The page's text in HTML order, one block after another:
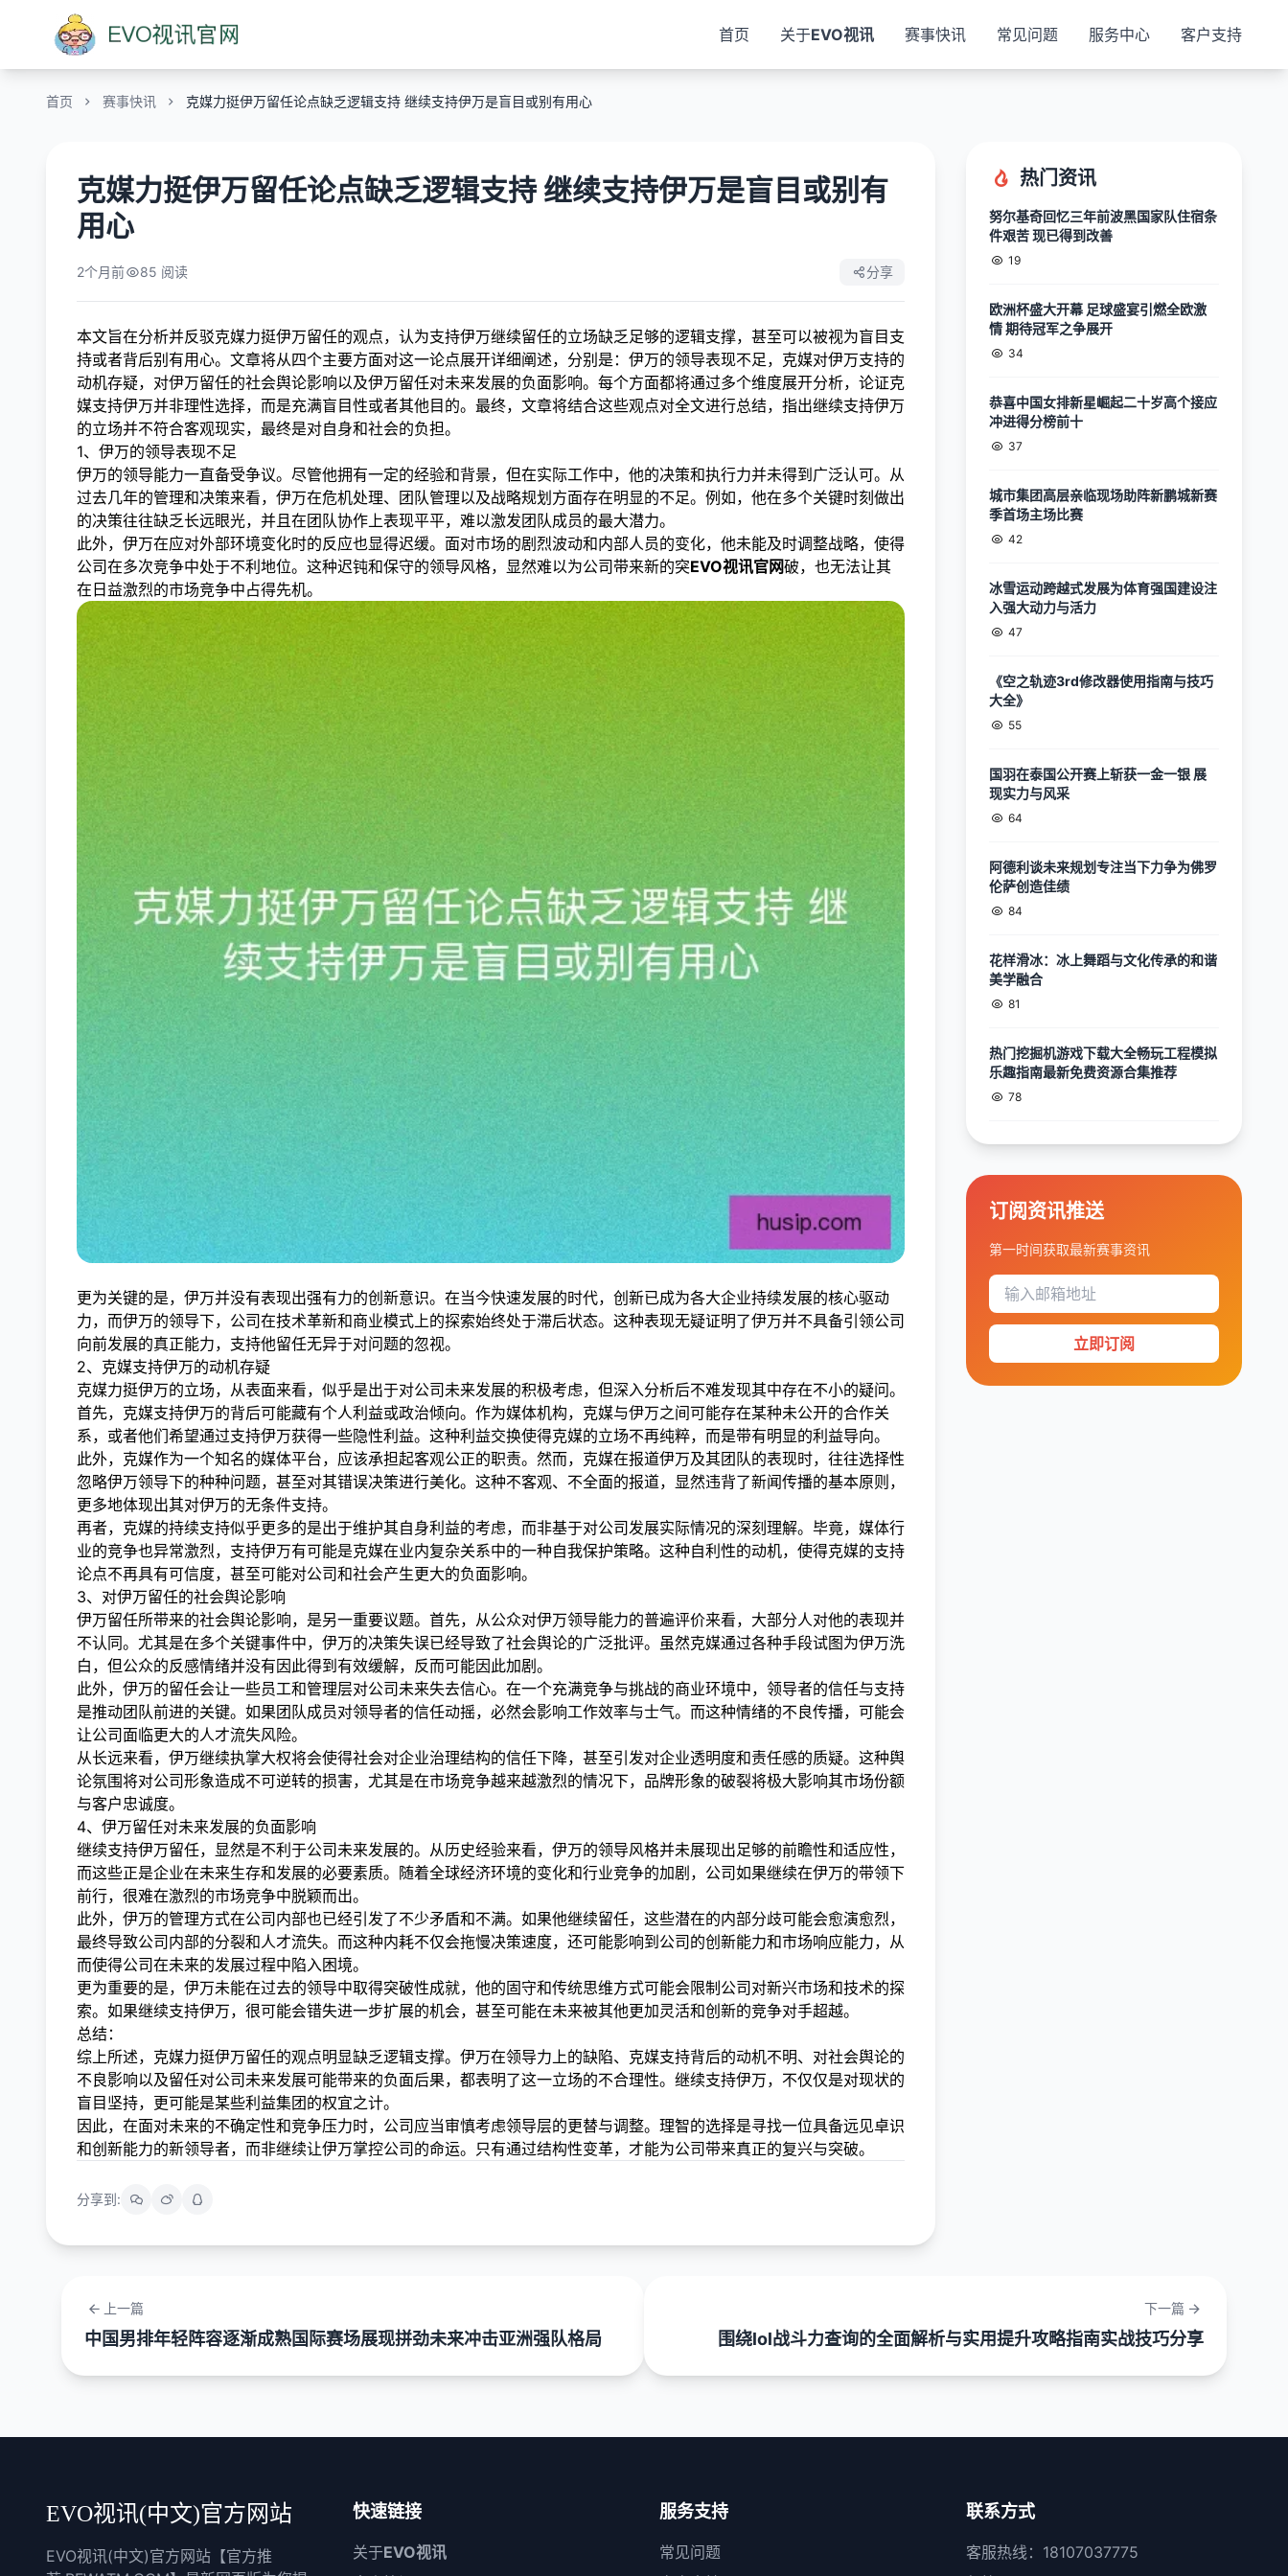
首页 关于EVO视讯 赛事快讯 常见问题 服务中心 客户支持
首页 赛事快讯 克媒力挺伊万留任论点缺乏逻辑支持 继续支持伊万是盲目或别有用心
克媒力挺伊万留任论点缺乏逻辑支持 继续支持伊万是盲目或别有
用心
2个月前 85 阅读 分享
本文旨在分析并反驳克媒力挺伊万留任的观点，认为支持伊万继续留任的立场缺乏足够的逻辑支撑，甚至可以被视为盲目支
持或者背后别有用心。文章将从四个主要方面对这一论点展开详细阐述，分别是：伊万的领导表现不足，克媒对伊万支持的
动机存疑，对伊万留任的社会舆论影响以及伊万留任对未来发展的负面影响。每个方面都将通过多个维度展开分析，论证克
媒支持伊万并非理性选择，而是充满盲目性或者其他目的。最终，文章将结合这些观点对全文进行总结，指出继续支持伊万
的立场并不符合客观现实，最终是对自身和社会的负担。
1、伊万的领导表现不足
伊万的领导能力一直备受争议。尽管他拥有一定的经验和背景，但在实际工作中，他的决策和执行力并未得到广泛认可。从
过去几年的管理和决策来看，伊万在危机处理、团队管理以及战略规划方面存在明显的不足。例如，他在多个关键时刻做出
的决策往往缺乏长远眼光，并且在团队协作上表现平平，难以激发团队成员的最大潜力。
此外，伊万在应对外部环境变化时的反应也显得迟缓。面对市场的剧烈波动和内部人员的变化，他未能及时调整战略，使得
公司在多次竞争中处于不利地位。这种迟钝和保守的领导风格，显然难以为公司带来新的突EVO视讯官网破，也无法让其
在日益激烈的市场竞争中占得先机。
更为关键的是，伊万并没有表现出强有力的创新意识。在当今快速发展的时代，创新已成为各大企业持续发展的核心驱动
力，而伊万的领导下，公司在技术革新和商业模式上的探索始终处于滞后状态。这种表现无疑证明了伊万并不具备引领公司
向前发展的真正能力，支持他留任无异于对问题的忽视。
2、克媒支持伊万的动机存疑
克媒力挺伊万的立场，从表面来看，似乎是出于对公司未来发展的积极考虑，但深入分析后不难发现其中存在不小的疑问。
首先，克媒支持伊万的背后可能藏有个人利益或政治倾向。作为媒体机构，克媒与伊万之间可能存在某种未公开的合作关
系，或者他们希望通过支持伊万获得一些隐性利益。这种利益交换使得克媒的立场不再纯粹，而是带有明显的利益导向。
此外，克媒作为一个知名的媒体平台，应该承担起客观公正的职责。然而，克媒在报道伊万及其团队的表现时，往往选择性
忽略伊万领导下的种种问题，甚至对其错误决策进行美化。这种不客观、不全面的报道，显然违背了新闻传播的基本原则，
更多地体现出其对伊万的无条件支持。
再者，克媒的持续支持似乎更多的是出于维护其自身利益的考虑，而非基于对公司发展实际情况的深刻理解。毕竟，媒体行
业的竞争也异常激烈，支持伊万有可能是克媒在业内复杂关系中的一种自我保护策略。这种自利性的动机，使得克媒的支持
论点不再具有可信度，甚至可能对公司和社会产生更大的负面影响。
3、对伊万留任的社会舆论影响
伊万留任所带来的社会舆论影响，是另一重要议题。首先，从公众对伊万领导能力的普遍评价来看，大部分人对他的表现并
不认同。尤其是在多个关键事件中，伊万的决策失误已经导致了社会舆论的广泛批评。虽然克媒通过各种手段试图为伊万洗
白，但公众的反感情绪并没有因此得到有效缓解，反而可能因此加剧。
此外，伊万的留任会让一些员工和管理层对公司未来失去信心。在一个充满竞争与挑战的商业环境中，领导者的信任与支持
是推动团队前进的关键。如果团队成员对领导者的信任动摇，必然会影响工作效率与士气。而这种情绪的不良传播，可能会
让公司面临更大的人才流失风险。
从长远来看，伊万继续执掌大权将会使得社会对企业治理结构的信任下降，甚至引发对企业透明度和责任感的质疑。这种舆
论氛围将对公司形象造成不可逆转的损害，尤其是在市场竞争越来越激烈的情况下，品牌形象的破裂将极大影响其市场份额
与客户忠诚度。
4、伊万留任对未来发展的负面影响
继续支持伊万留任，显然是不利于公司未来发展的。从历史经验来看，伊万的领导风格并未展现出足够的前瞻性和适应性，
而这些正是企业在未来生存和发展的必要素质。随着全球经济环境的变化和行业竞争的加剧，公司如果继续在伊万的带领下
前行，很难在激烈的市场竞争中脱颖而出。
此外，伊万的管理方式在公司内部也已经引发了不少矛盾和不满。如果他继续留任，这些潜在的内部分歧可能会愈演愈烈，
最终导致公司内部的分裂和人才流失。而这种内耗不仅会拖慢决策速度，还可能影响到公司的创新能力和市场响应能力，从
而使得公司在未来的发展过程中陷入困境。
更为重要的是，伊万未能在过去的领导中取得突破性成就，他的固守和传统思维方式可能会限制公司对新兴市场和技术的探
索。如果继续支持伊万，很可能会错失进一步扩展的机会，甚至可能在未来被其他更加灵活和创新的竞争对手超越。
总结：
综上所述，克媒力挺伊万留任的观点明显缺乏逻辑支撑。伊万在领导力上的缺陷、克媒支持背后的动机不明、对社会舆论的
不良影响以及留任对公司未来发展可能带来的负面后果，都表明了这一立场的不合理性。继续支持伊万，不仅仅是对现状的
盲目坚持，更可能是某些利益集团的权宜之计。
因此，在面对未来的不确定性和竞争压力时，公司应当审慎考虑领导层的更替与调整。理智的选择是寻找一位具备远见卓识
和创新能力的新领导者，而非继续让伊万掌控公司的命运。只有通过结构性变革，才能为公司带来真正的复兴与突破。
分享到:
热门资讯
努尔基奇回忆三年前波黑国家队住宿条
件艰苦 现已得到改善
19
欧洲杯盛大开幕 足球盛宴引燃全欧激
情 期待冠军之争展开
34
恭喜中国女排新星崛起二十岁高个接应
冲进得分榜前十
37
城市集团高层亲临现场助阵新鹏城新赛
季首场主场比赛
42
冰雪运动跨越式发展为体育强国建设注
入强大动力与活力
47
《空之轨迹3rd修改器使用指南与技巧
大全》
55
国羽在泰国公开赛上斩获一金一银 展
现实力与风采
64
阿德利谈未来规划专注当下力争为佛罗
伦萨创造佳绩
84
花样滑冰：冰上舞蹈与文化传承的和谐
美学融合
81
热门挖掘机游戏下载大全畅玩工程模拟
乐趣指南最新免费资源合集推荐
78
订阅资讯推送
第一时间获取最新赛事资讯
立即订阅
上一篇
中国男排年轻阵容逐渐成熟国际赛场展现拼劲未来冲击亚洲强队格局
下一篇
围绕lol战斗力查询的全面解析与实用提升攻略指南实战技巧分享
EVO视讯(中文)官方网站
EVO视讯(中文)官方网站【官方推
快速链接
关于EVO视讯
服务支持
常见问题
联系方式
客服热线：18107037775